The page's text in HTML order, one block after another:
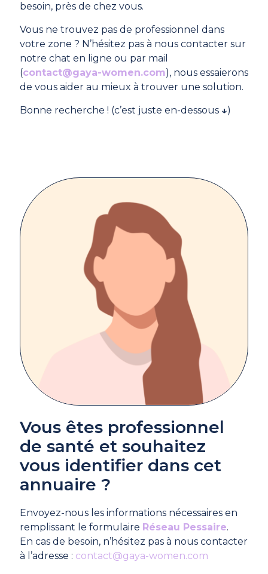
besoin, près de chez vous.
Vous ne trouvez pas de professionnel dans
votre zone ? N’hésitez pas à nous contacter sur
notre chat en ligne ou par mail
(contact@gaya-women.com), nous essaierons
de vous aider au mieux à trouver une solution.
Bonne recherche ! (c’est juste en-dessous ↓)
Vous êtes professionnel
de santé et souhaitez
vous identifier dans cet
annuaire ?
Envoyez-nous les informations nécessaires en
remplissant le formulaire Réseau Pessaire.
En cas de besoin, n’hésitez pas à nous contacter
à l’adresse : contact@gaya-women.com